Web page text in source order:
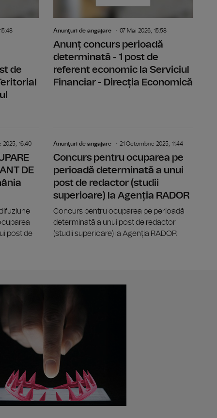
de
Anunţuri de angajare 07 Mai 2026, 15:58
Anunț concurs perioadă
determinată - 1 post de
referent economic la Serviciul
Financiar - Direcția Economică
16:40
DE
post de
Anunţuri de angajare 21 Octombrie 2025, 11:44
Concurs pentru ocuparea pe
perioadă determinată a unui
post de redactor (studii
superioare) la Agenția RADOR
Concurs pentru ocuparea pe perioadă
determinată a unui post de redactor
(studii superioare) la Agenția RADOR